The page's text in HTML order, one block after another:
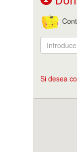
Si desea